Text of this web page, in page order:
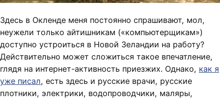
Здесь в Окленде меня постоянно спрашивают, мол,
неужели только айтишникам («компьютерщикам»)
доступно устроиться в Новой Зеландии на работу?
Действительно может сложиться такое впечатление,
глядя на интернет-активность приезжих. Однако, как я
уже писал, есть здесь и русские врачи, русские
плотники, электрики, водопроводчики, маляры,